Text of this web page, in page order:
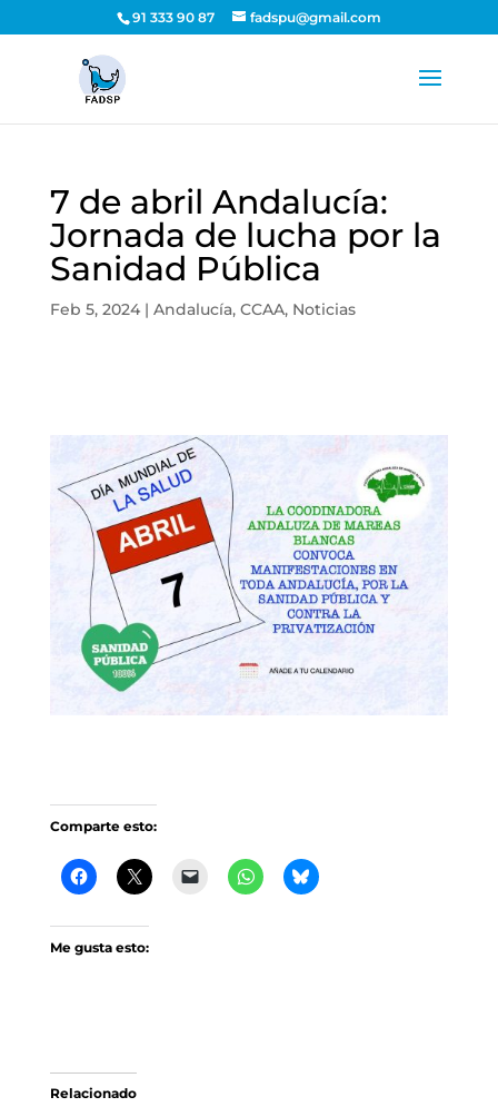
91 333 90 87 fadspu@gmail.com
7 de abril Andalucía:
Jornada de lucha por la
Sanidad Pública
Feb 5, 2024| Andalucía, CCAA, Noticias
Comparte esto:
Me gusta esto:
Relacionado